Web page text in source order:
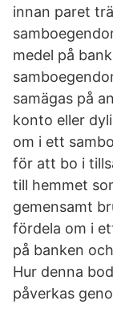
innan paret
medel på
samägas på
konto eller
om i ett
för att bo i
till hemmet
gemensamt
fördela om i
på banken
Hur denna
påverkas